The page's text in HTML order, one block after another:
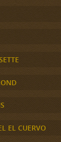
EL CUERVO